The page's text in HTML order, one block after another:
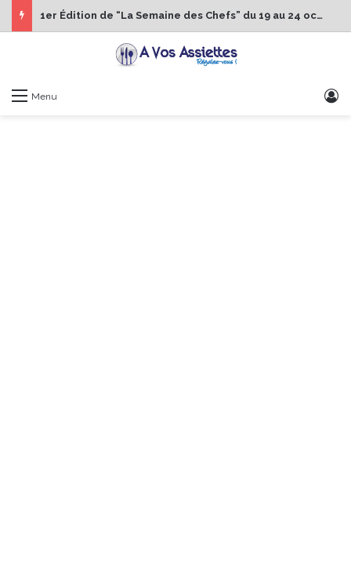
1er Édition de “La Semaine des Chefs” du 19 au 24 octobre 2026
Menu